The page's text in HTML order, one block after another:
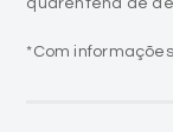
quarentena de
*Com